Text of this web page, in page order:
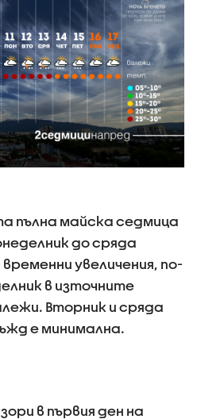
пълна майска седмица
до сряда
увеличения, по-
в източните
Вторник и сряда
е минимална.
в първия ден на